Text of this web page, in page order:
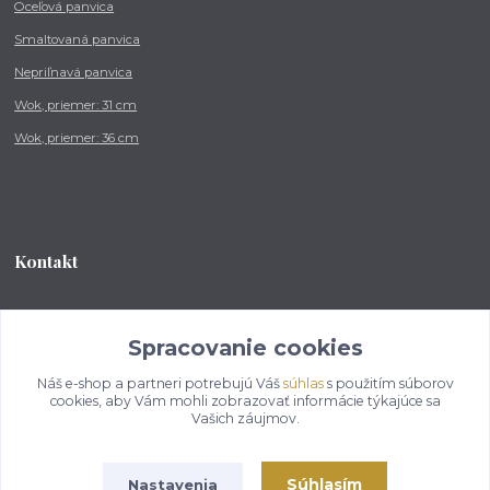
Oceľová panvica
Smaltovaná panvica
Nepriľnavá panvica
Wok, priemer: 31 cm
Wok, priemer: 36 cm
Kontakt
od 8:00 - do 16:00 hod
info@kotlikovesupravy.sk
Spracovanie cookies
Náš e-shop a partneri potrebujú Váš súhlass použitím súborov
cookies, aby Vám mohli zobrazovať informácie týkajúce sa
Vašich záujmov.
Nastavenia Súhlasím